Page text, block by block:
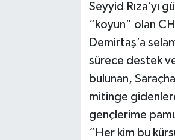
Seyyid Rıza’yı
“koyun” olan
Demirtaş’a
sürece destek
bulunan,
mitinge
gençlerime
“Her kim bu